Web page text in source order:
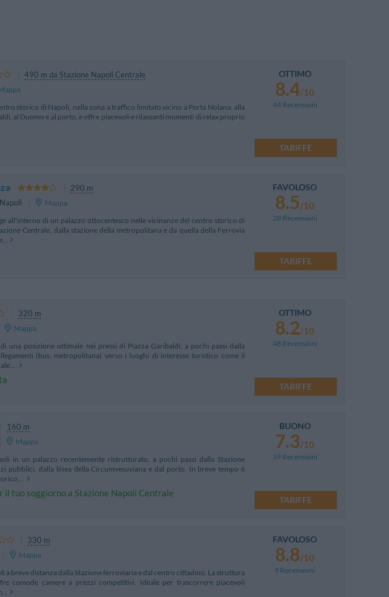
490 m da Stazione Napoli Centrale
storico di Napoli, nella zona a traffico limitato vicino a Porta Nolana, alla
al Duomo e al porto, e offre piacevoli e rilassanti momenti di relax proprio
OTTIMO
8.4/10
44 Recensioni
TARIFFE
290 m
Napoli
Mappa
all'interno di un palazzo ottocentesco nelle vicinanze del centro storico di
Centrale, dalla stazione della metropolitana e da quella della Ferrovia
FAVOLOSO
8.5/10
28 Recensioni
TARIFFE
320 m
Mappa
una posizione ottimale nei pressi di Piazza Garibaldi, a pochi passi dalla
(bus, metropolitana) verso i luoghi di interesse turistico come il
OTTIMO
8.2/10
48 Recensioni
TARIFFE
160 m
Mappa
in un palazzo recentemente ristrutturato, a pochi passi dalla Stazione
pubblici, dalla linea della Circumvesuviana e dal porto. In breve tempo è
il tuo soggiorno a Stazione Napoli Centrale
BUONO
7.3/10
39 Recensioni
TARIFFE
330 m
Mappa
a breve distanza dalla Stazione ferroviaria e dal centro cittadino. La struttura
comode camere a prezzi competitivi. Ideale per trascorrere piacevoli
FAVOLOSO
8.8/10
9 Recensioni